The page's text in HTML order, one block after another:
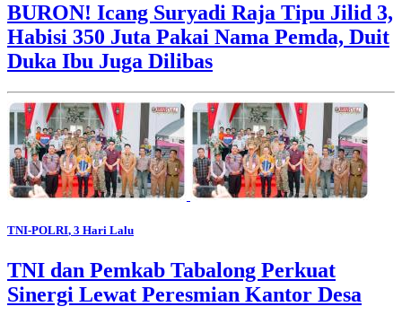
BURON! Icang Suryadi Raja Tipu Jilid 3,
Habisi 350 Juta Pakai Nama Pemda, Duit
Duka Ibu Juga Dilibas
TNI-POLRI, 3 Hari Lalu
TNI dan Pemkab Tabalong Perkuat
Sinergi Lewat Peresmian Kantor Desa